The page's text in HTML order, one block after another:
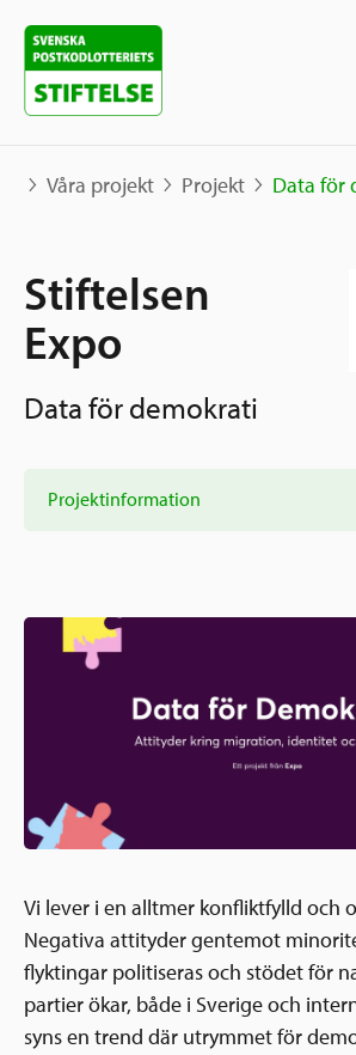
Projekt
Karta
Berättelser
Våra stöd
Sverige och övriga världen
Utlysningar
Ansök
Frågor och svar
Sverige och övriga världen
Hur vi arbetar
Verksamhetsberättelser &
Medarbetare & styrelse
Nyheter & kalenderhändelser
Postkodlotteriet
SV
Våra projekt Projekt Data för
Stiftelsen
Expo
Data för demokrati
Projektinformation
Vi lever i en alltmer konfliktfylld och
Negativa attityder gentemot
flyktingar politiseras och stödet för
partier ökar, både i Sverige och
syns en trend där utrymmet för